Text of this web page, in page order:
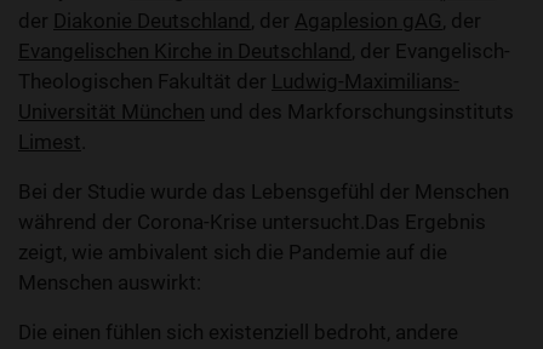
der Diakonie Deutschland , der Agaplesion gAG, der
Evangelischen Kirche in Deutschland , der Evangelisch-
Theologischen Fakultät der Ludwig-Maximilians-
Universität München und des Markforschungsinstituts
Limest
Bei der Studie wurde das Lebensgefühl der Menschen
während der Corona-Krise untersucht.Das Ergebnis
zeigt, wie ambivalent sich die Pandemie auf die
Menschen auswirkt:
Die einen fühlen sich existenziell bedroht, andere